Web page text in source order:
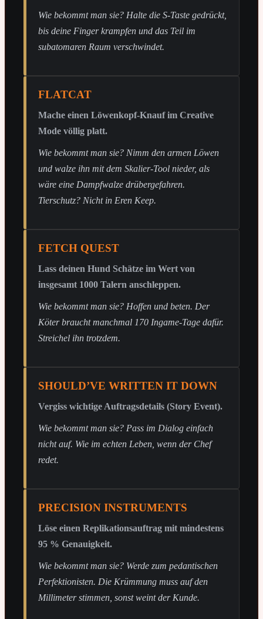
Wie bekommt man sie? Halte die S-Taste gedrückt,
bis deine Finger krampfen und das Teil im
subatomaren Raum verschwindet.
FLATCAT
Mache einen Löwenkopf-Knauf im Creative
Mode völlig platt.
Wie bekommt man sie? Nimm den armen Löwen
und walze ihn mit dem Skalier-Tool nieder, als
wäre eine Dampfwalze drübergefahren.
Tierschutz? Nicht in Eren Keep.
FETCH QUEST
Lass deinen Hund Schätze im Wert von
insgesamt 1000 Talern anschleppen.
Wie bekommt man sie? Hoffen und beten. Der
Köter braucht manchmal 170 Ingame-Tage dafür.
Streichel ihn trotzdem.
SHOULD’VE WRITTEN IT DOWN
Vergiss wichtige Auftragsdetails (Story Event).
Wie bekommt man sie? Pass im Dialog einfach
nicht auf. Wie im echten Leben, wenn der Chef
redet.
PRECISION INSTRUMENTS
Löse einen Replikationsauftrag mit mindestens
95 % Genauigkeit.
Wie bekommt man sie? Werde zum pedantischen
Perfektionisten. Die Krümmung muss auf den
Millimeter stimmen, sonst weint der Kunde.